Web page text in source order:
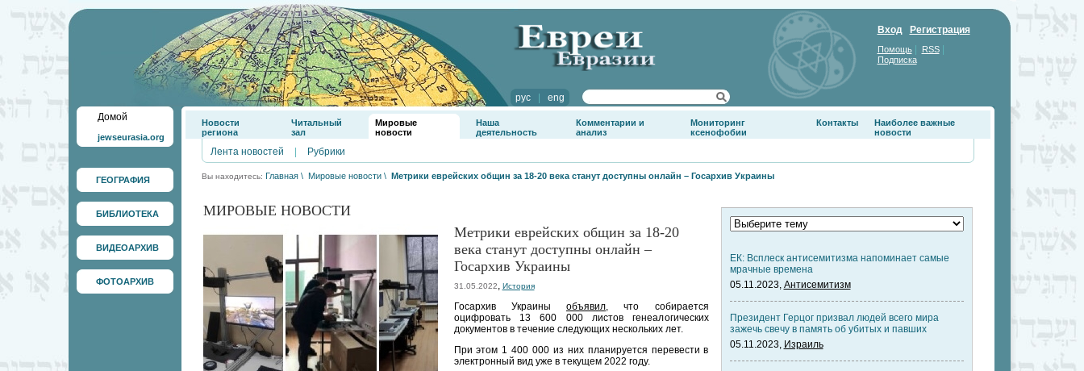
рус| eng
Вход Регистрация
Помощь| RSS|
Подписка
Домой
jewseurasia.org
ГЕОГРАФИЯ
БИБЛИОТЕКА
ВИДЕОАРХИВ
ФОТОАРХИВ
Новости
региона
Читальный
зал
Мировые
новости
Наша
деятельность
Комментарии и
анализ
Мониторинг
ксенофобии
Контакты
Наиболее важные
новости
Лента новостей Рубрики
Вы находитесь: Главная \ Мировые новости \ Метрики еврейских общин за 18-20 века станут доступны онлайн – Госархив Украины
МИРОВЫЕ НОВОСТИ
Метрики еврейских общин за 18-20
века станут доступны онлайн –
Госархив Украины
31.05.2022, История
Госархив Украины объявил, что собирается
оцифровать 13 600 000 листов генеалогических
документов в течение следующих нескольких лет.
При этом 1 400 000 из них планируется перевести в
электронный вид уже в текущем 2022 году.
ЕК: Всплеск антисемитизма напоминает самые
мрачные времена
05.11.2023, Антисемитизм
Президент Герцог призвал людей всего мира
зажечь свечу в память об убитых и павших
05.11.2023, Израиль